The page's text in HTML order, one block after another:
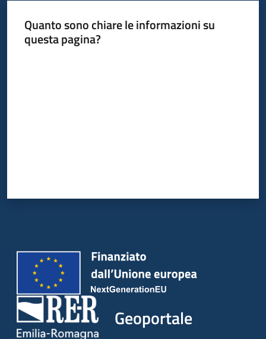
Seguici
Quanto sono chiare le informazioni su
questa pagina?
Geoportale